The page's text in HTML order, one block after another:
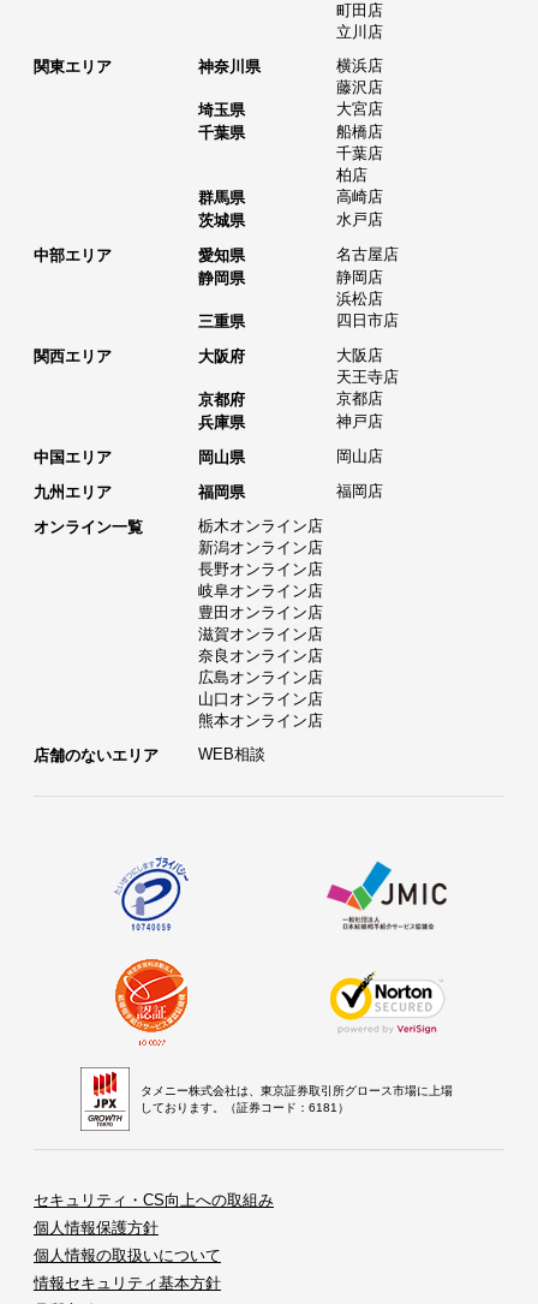
町田店
立川店
関東エリア
神奈川県
横浜店
藤沢店
埼玉県
大宮店
千葉県
船橋店
千葉店
柏店
群馬県
高崎店
茨城県
水戸店
中部エリア
愛知県
名古屋店
静岡県
静岡店
浜松店
三重県
四日市店
関西エリア
大阪府
大阪店
天王寺店
京都府
京都店
兵庫県
神戸店
中国エリア
岡山県
岡山店
九州エリア
福岡県
福岡店
オンライン一覧
栃木オンライン店
新潟オンライン店
長野オンライン店
岐阜オンライン店
豊田オンライン店
滋賀オンライン店
奈良オンライン店
広島オンライン店
山口オンライン店
熊本オンライン店
店舗のないエリア
WEB相談
タメニー株式会社は、東京証券取引所グロース市場に上場
しております。（証券コード：6181）
セキュリティ・CS向上への取組み
個人情報保護方針
個人情報の取扱いについて
情報セキュリティ基本方針